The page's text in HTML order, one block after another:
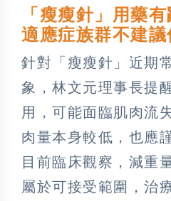
「瘦瘦針」用藥
適應症族群不建議
針對「瘦瘦針」近期
象，林文元理事長提
用，可能面臨肌肉流
肉量本身較低，也應
目前臨床觀察，減重
屬於可接受範圍，治